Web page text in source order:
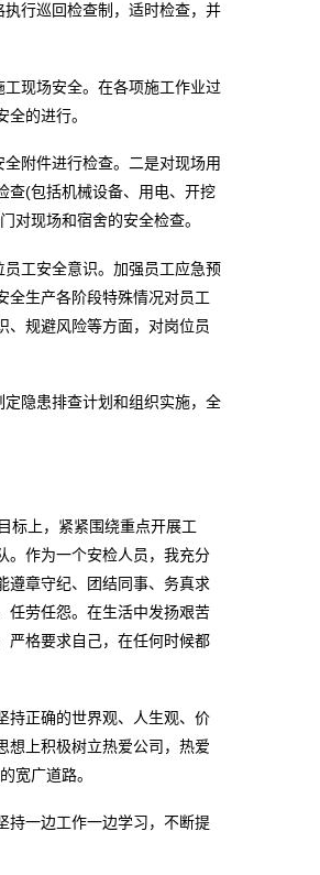
行巡回检查制，适时检查，并
现场安全。在各项施工作业过
的进行。
附件进行检查。二是对现场用
查(包括机械设备、用电、开挖
对现场和宿舍的安全检查。
工安全意识。加强员工应急预
全生产各阶段特殊情况对员工
、规避风险等方面，对岗位员
隐患排查计划和组织实施，全
标上，紧紧围绕重点开展工
。作为一个安检人员，我充分
遵章守纪、团结同事、务真求
任劳任怨。在生活中发扬艰苦
严格要求自己，在任何时候都
持正确的世界观、人生观、价
想上积极树立热爱公司，热爱
宽广道路。
持一边工作一边学习，不断提